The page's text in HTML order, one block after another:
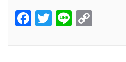
Facebook
Twitter
Line